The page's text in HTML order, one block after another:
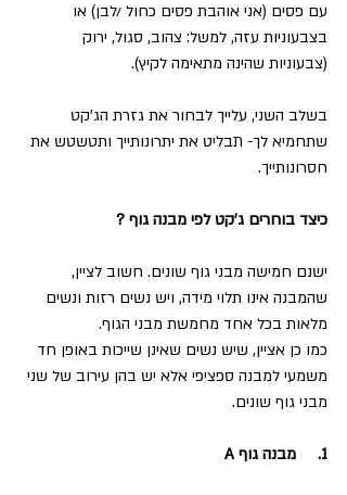
עם פסים (אני אוהבת פסים כחול /לבן) או
בצבעוניות עזה, למשל: צהוב, סגול, ירוק
(צבעוניות שהינה מתאימה לקיץ).
בשלב השני, עלייך לבחור את גזרת הג'קט
שתחמיא לך- תבליט את יתרונותייך ותטשטש את
חסרונותייך.
כיצד בוחרים ג'קט לפי מבנה גוף ?
ישנם חמישה מבני גוף שונים. חשוב לציין,
שהמבנה אינו תלוי מידה, ויש נשים רזות ונשים
מלאות בכל אחד מחמשת מבני הגוף.
כמו כן אציין, שיש נשים שאינן שייכות באופן חד
משמעי למבנה ספציפי אלא יש בהן עירוב של שני
מבני גוף שונים.
1.     מבנה גוף A